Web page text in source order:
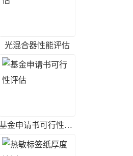
光混合器性能评估
基金申请书可行性评估